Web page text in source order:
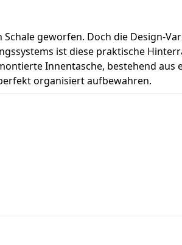
geworfen. Doch die Design-
ist diese praktische
Innentasche, bestehend
organisiert aufbewahren.